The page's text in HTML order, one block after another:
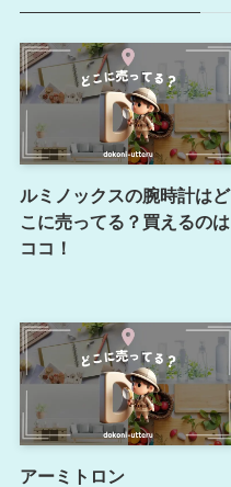
ルミノックスの腕時計はど
こに売ってる？買えるのは
ココ！
アーミトロン